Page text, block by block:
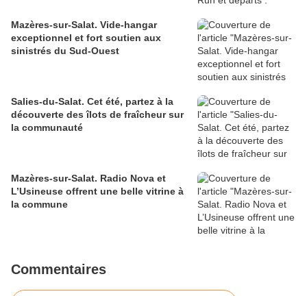
Mazères-sur-Salat. Vide-hangar
exceptionnel et fort soutien aux
sinistrés du Sud-Ouest
Salies-du-Salat. Cet été, partez à la
découverte des îlots de fraîcheur sur
la communauté
Mazères-sur-Salat. Radio Nova et
L’Usineuse offrent une belle vitrine à
la commune
Commentaires